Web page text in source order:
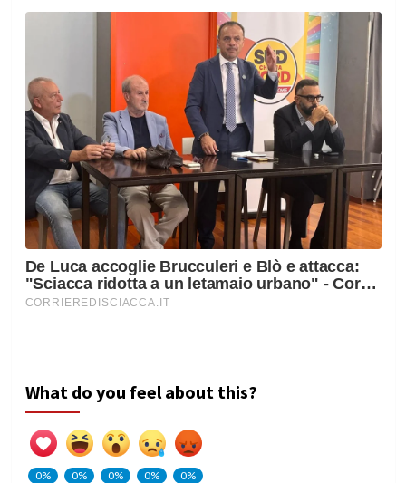
What do you feel about this?
0%
0%
0%
0%
0%